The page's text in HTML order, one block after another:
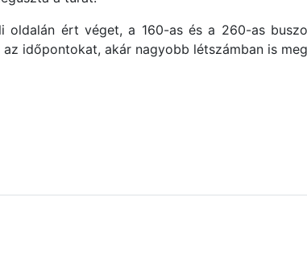
oldalán ért véget, a 160-as és a 260-as
időpontokat, akár nagyobb létszámban is